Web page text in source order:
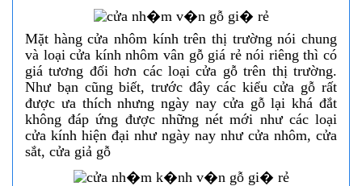
Mặt hàng cửa nhôm kính trên thị trường nói chung
và loại cửa kính nhôm vân gỗ giá rẻ nói riêng thì có
giá tương đối hơn các loại cửa gỗ trên thị trường.
Như bạn cũng biết, trước đây các kiểu cửa gỗ rất
được ưa thích nhưng ngày nay cửa gỗ lại khá đắt
không đáp ứng được những nét mới như các loại
cửa kính hiện đại như ngày nay như cửa nhôm, cửa
sắt, cửa giả gỗ